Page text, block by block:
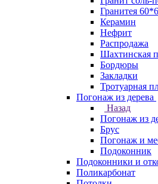
Гранитея
Керамин
Нефрит
Распродажа
Шахтинская
Бордюры
Закладки
Тротуарная
Погонаж из дерева
Назад
Погонаж из
Брус
Погонаж и
Подоконник
Подоконники и
Поликарбонат